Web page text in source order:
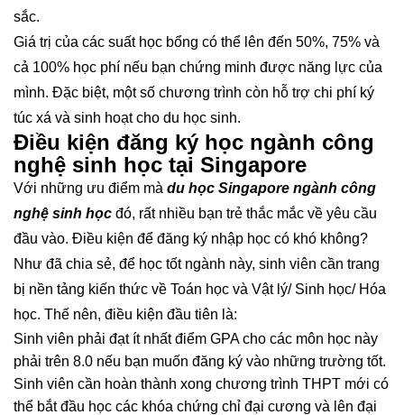
sắc.
Giá trị của các suất học bổng có thể lên đến 50%, 75% và
cả 100% học phí nếu bạn chứng minh được năng lực của
mình. Đặc biệt, một số chương trình còn hỗ trợ chi phí ký
túc xá và sinh hoạt cho du học sinh.
Điều kiện đăng ký học ngành công
nghệ sinh học tại Singapore
Với những ưu điểm mà du học Singapore ngành công
nghệ sinh học đó, rất nhiều bạn trẻ thắc mắc về yêu cầu
đầu vào. Điều kiện để đăng ký nhập học có khó không?
Như đã chia sẻ, để học tốt ngành này, sinh viên cần trang
bị nền tảng kiến thức về Toán học và Vật lý/ Sinh học/ Hóa
học. Thế nên, điều kiện đầu tiên là:
Sinh viên phải đạt ít nhất điểm GPA cho các môn học này
phải trên 8.0 nếu bạn muốn đăng ký vào những trường tốt.
Sinh viên cần hoàn thành xong chương trình THPT mới có
thể bắt đầu học các khóa chứng chỉ đại cương và lên đại